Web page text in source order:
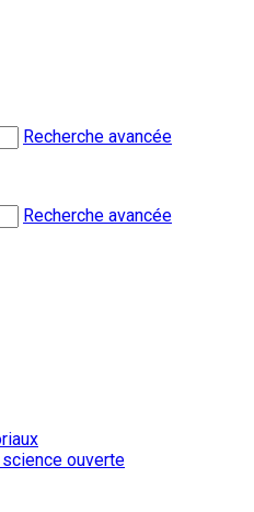
Recherche avancée
Recherche avancée
ouverte